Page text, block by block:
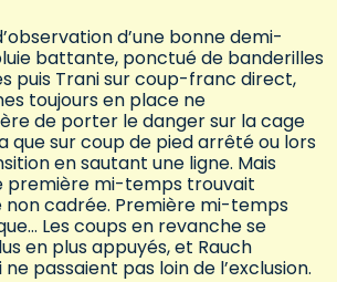
d’une bonne demi-
battante, ponctué de banderilles
puis Trani sur coup-franc direct,
toujours en place ne
de porter le danger sur la cage
que sur coup de pied arrêté ou lors
en sautant une ligne. Mais
première mi-temps trouvait
non cadrée. Première mi-temps
Les coups en revanche se
en plus appuyés, et Rauch
passaient pas loin de l’exclusion.